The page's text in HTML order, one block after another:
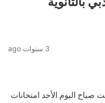
3 سنوات ago
أ/ انطلقت صباح اليوم الأحد امتحانات